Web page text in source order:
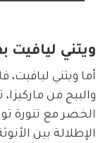
ويتني ليافيت
أما ويتني ليافيت،
والبيج من
الخصر مع تنورة
الإطلالة بين